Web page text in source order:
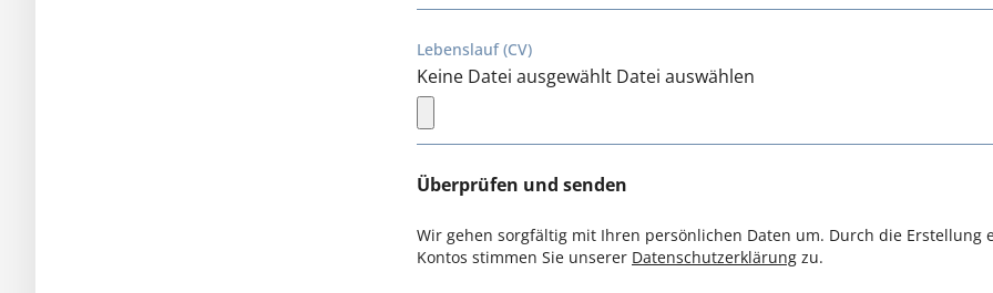
Lebenslauf (CV)
Keine Datei ausgewählt Datei auswählen
Überprüfen und senden
Wir gehen sorgfältig mit Ihren persönlichen Daten um. Durch die Erstellung
Kontos stimmen Sie unserer Datenschutzerklärung zu.